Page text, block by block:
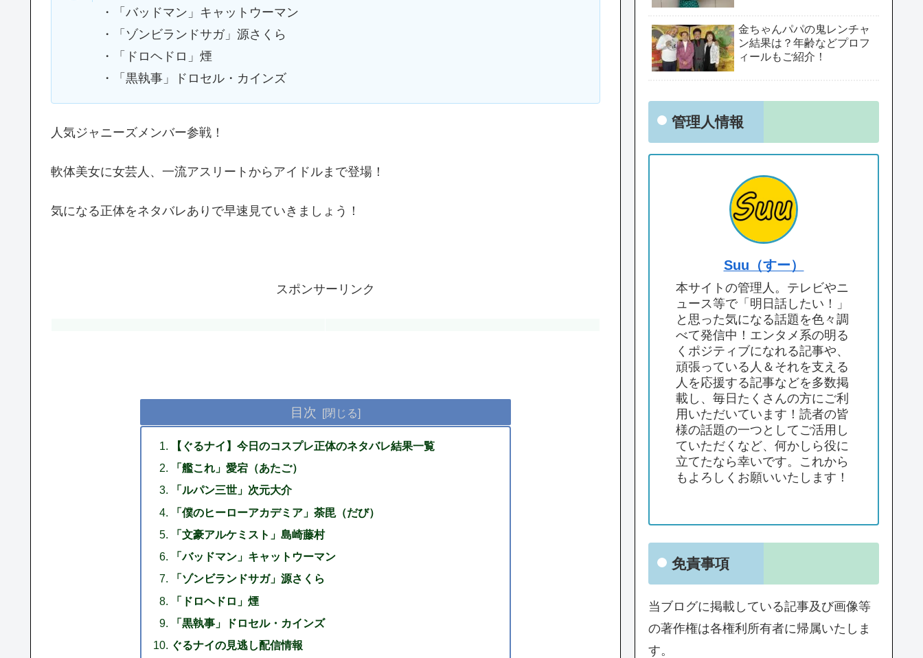
・「バッドマン」キャットウーマン
・「ゾンビランドサガ」源さくら
・「ドロヘドロ」煙
・「黒執事」ドロセル・カインズ
人気ジャニーズメンバー参戦！
軟体美女に女芸人、一流アスリートからアイドルまで登場！
気になる正体をネタバレありで早速見ていきましょう！
スポンサーリンク
目次
【ぐるナイ】今日のコスプレ正体のネタバレ結果一覧
「艦これ」愛宕（あたご）
「ルパン三世」次元大介
「僕のヒーローアカデミア」荼毘（だび）
「文豪アルケミスト」島崎藤村
「バッドマン」キャットウーマン
「ゾンビランドサガ」源さくら
「ドロヘドロ」煙
「黒執事」ドロセル・カインズ
ぐるナイの見逃し配信情報
金ちゃんパパの鬼レンチャ
ン結果は？年齢などプロフ
ィールもご紹介！
管理人情報
Suu（すー）
本サイトの管理人。テレビやニ
ュース等で「明日話したい！」
と思った気になる話題を色々調
べて発信中！エンタメ系の明る
くポジティブになれる記事や、
頑張っている人＆それを支える
人を応援する記事などを多数掲
載し、毎日たくさんの方にご利
用いただいています！読者の皆
様の話題の一つとしてご活用し
ていただくなど、何かしら役に
立てたなら幸いです。これから
もよろしくお願いいたします！
免責事項
当ブログに掲載している記事及び画像等
の著作権は各権利所有者に帰属いたしま
す。